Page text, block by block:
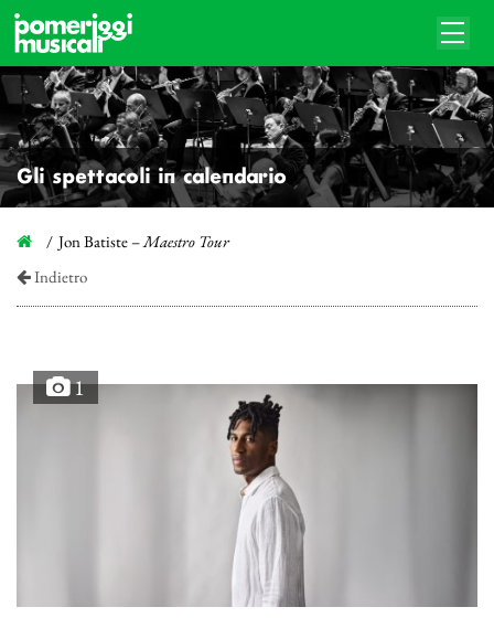
Gli spettacoli in calendario
Jon Batiste –Maestro Tour
Indietro
1